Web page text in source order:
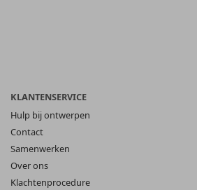
KLANTENSERVICE
Hulp bij ontwerpen
Contact
Samenwerken
Over ons
Klachtenprocedure